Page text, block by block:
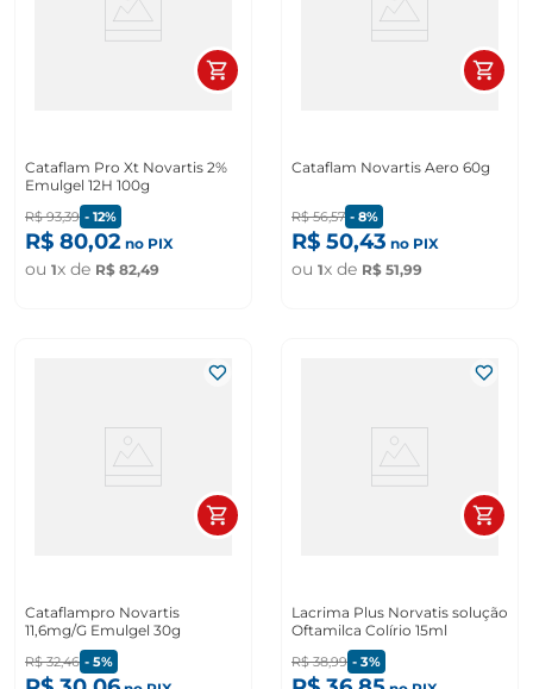
Cataflam Pro Xt Novartis 2%
Emulgel 12H 100g
R$ 93,39 - 12%
R$ 80,02 no PIX
ou 1x de R$ 82,49
Cataflam Novartis Aero 60g
R$ 56,57 - 8%
R$ 50,43 no PIX
ou 1x de R$ 51,99
Cataflampro Novartis
11,6mg/G Emulgel 30g
R$ 32,46 - 5%
Lacrima Plus Norvatis solução
Oftamilca Colírio 15ml
R$ 38,99 - 3%